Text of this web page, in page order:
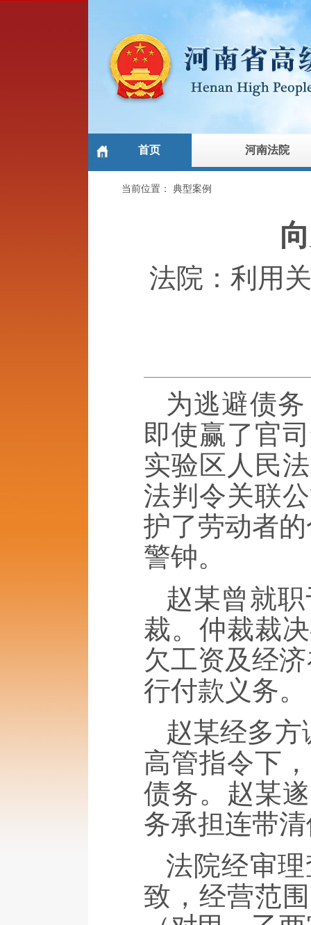
首页 河南法院
当前位置：典型案例
法院：利用
为逃避债
即使赢了官
实验区人民
法判令关联
护了劳动者
警钟。
赵某曾就
裁。仲裁裁
欠工资及经
行付款义务。
赵某经多方
高管指令下
债务。赵某
务承担连带
法院经审
致，经营范